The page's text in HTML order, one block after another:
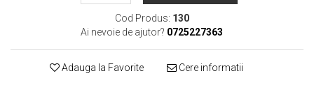
Cod Produs: 130
Ai nevoie de ajutor? 0725227363
Adauga la Favorite Cere informatii